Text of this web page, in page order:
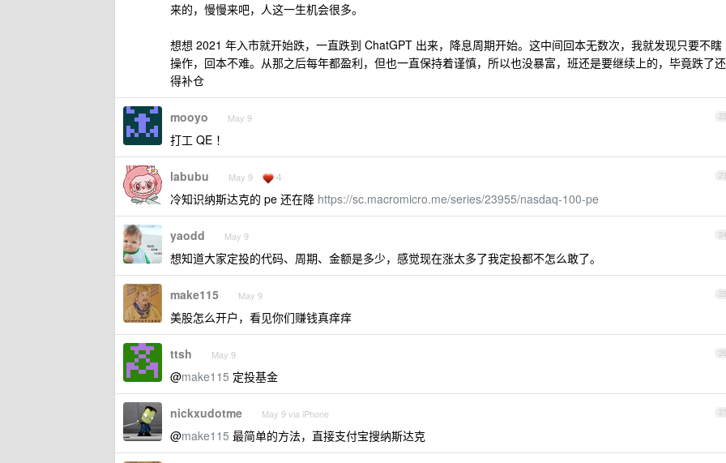
来的，慢慢来吧，人这一生机会很多。
想想 2021 年入市就开始跌，一直跌到 ChatGPT 出来，降息周期开始。这中间回本无数次，我就发现只要不瞎
操作，回本不难。从那之后每年都盈利，但也一直保持着谨慎，所以也没暴富，班还是要继续上的，毕竟跌了还
得补仓
22
mooyo May 9
打工 QE ！
23
labubu May 9 4
冷知识纳斯达克的 pe 还在降 https://sc.macromicro.me/series/23955/nasdaq-100-pe
24
yaodd May 9
想知道大家定投的代码、周期、金额是多少，感觉现在涨太多了我定投都不怎么敢了。
25
make115 May 9
美股怎么开户，看见你们赚钱真痒痒
26
ttsh May 9
@make115 定投基金
27
nickxudotme May 9 via iPhone
@make115 最简单的方法，直接支付宝搜纳斯达克